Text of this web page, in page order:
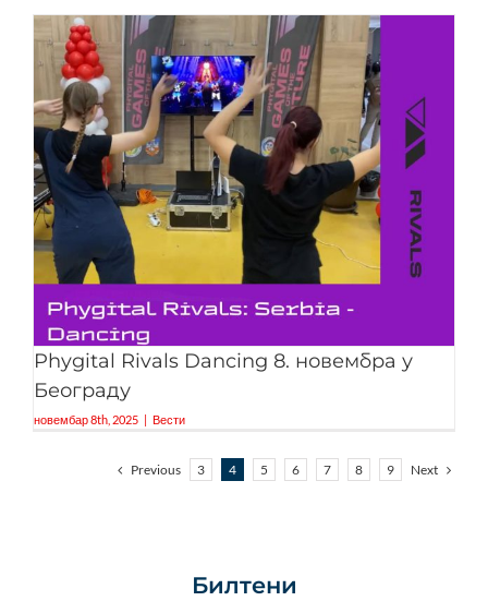
Phygital Rivals Dancing 8. новембра у
Београду
новембар 8th, 2025 | Вести
Previous 3 4 5 6 7 8 9 Next
Билтени